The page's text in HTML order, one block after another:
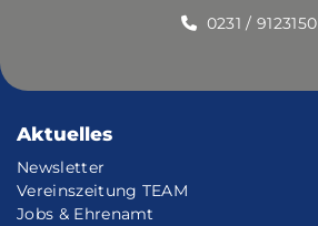
0231 / 9123150
Aktuelles
Newsletter
Vereinszeitung TEAM
Jobs & Ehrenamt